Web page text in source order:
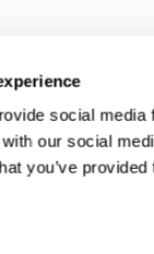
social
our social
you’ve